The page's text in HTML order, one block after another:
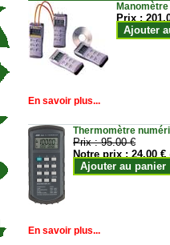
Prix :
Ajouter
En savoir plus...
Thermomètre
Prix :95.00 €
Notre prix :24.00 €
Ajouter au panier
En savoir plus...